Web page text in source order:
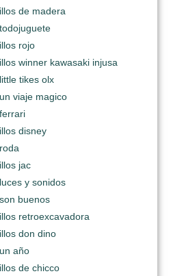
de madera
rojo
winner kawasaki injusa
tikes olx
viaje magico
disney
jac
y sonidos
buenos
retroexcavadora
don dino
año
de chicco